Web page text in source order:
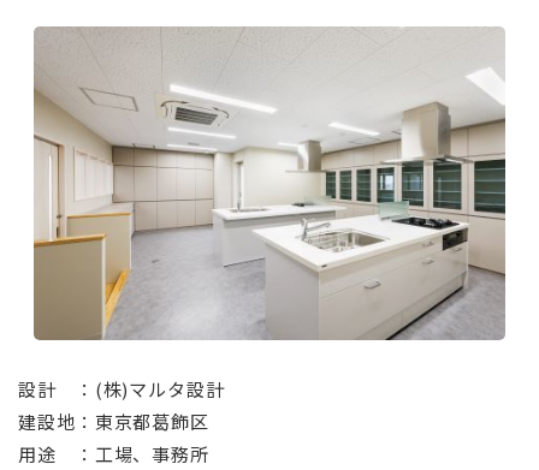
設計 ：(株)マルタ設計
建設地：東京都葛飾区
用途 ：工場、事務所